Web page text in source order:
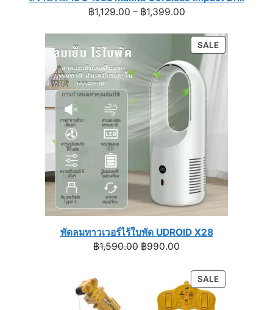
฿1,129.00 – ฿1,399.00Price
฿1,129.00
through
฿1,399.00
SALEPRODUCT
ON
พัดลมทาวเวอร์ไร้ใบพัด UDROID X28
฿1,590.00 Original
฿1,590.00.
฿990.00
฿990.00.
SALEPRODUCT
ON